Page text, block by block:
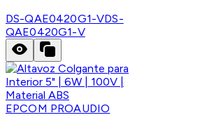
DS-QAE0420G1-VDS-
QAE0420G1-V
EPCOM PROAUDIO